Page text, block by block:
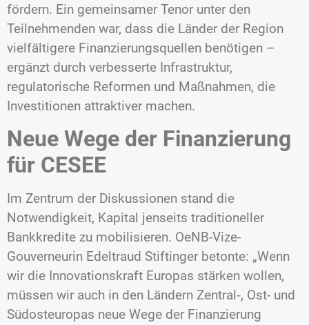
fördern. Ein gemeinsamer Tenor unter den
Teilnehmenden war, dass die Länder der Region
vielfältigere Finanzierungsquellen benötigen –
ergänzt durch verbesserte Infrastruktur,
regulatorische Reformen und Maßnahmen, die
Investitionen attraktiver machen.
Neue Wege der Finanzierung
für CESEE
Im Zentrum der Diskussionen stand die
Notwendigkeit, Kapital jenseits traditioneller
Bankkredite zu mobilisieren. OeNB-Vize-
Gouverneurin Edeltraud Stiftinger betonte: „Wenn
wir die Innovationskraft Europas stärken wollen,
müssen wir auch in den Ländern Zentral‑, Ost- und
Südosteuropas neue Wege der Finanzierung